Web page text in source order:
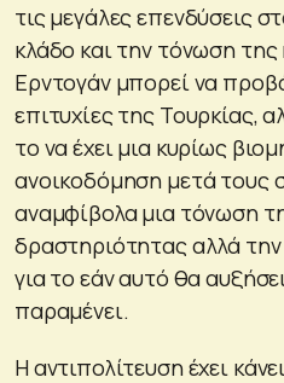
τις μεγάλες επενδύσεις
κλάδο και την τόνωση
Ερντογάν μπορεί να
επιτυχίες της Τουρκίας,
το να έχει μια κυρίως
ανοικοδόμηση μετά τους
αναμφίβολα μια τόνωση
δραστηριότητας αλλά
για το εάν αυτό θα
παραμένει.
Η αντιπολίτευση έχει